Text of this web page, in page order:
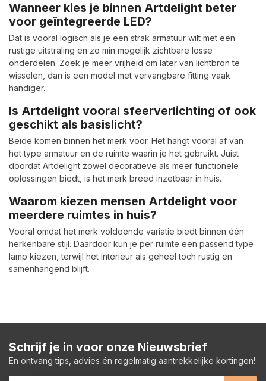
Wanneer kies je binnen Artdelight beter
voor geïntegreerde LED?
Dat is vooral logisch als je een strak armatuur wilt met een
rustige uitstraling en zo min mogelijk zichtbare losse
onderdelen. Zoek je meer vrijheid om later van lichtbron te
wisselen, dan is een model met vervangbare fitting vaak
handiger.
Is Artdelight vooral sfeerverlichting of ook
geschikt als basislicht?
Beide komen binnen het merk voor. Het hangt vooral af van
het type armatuur en de ruimte waarin je het gebruikt. Juist
doordat Artdelight zowel decoratieve als meer functionele
oplossingen biedt, is het merk breed inzetbaar in huis.
Waarom kiezen mensen Artdelight voor
meerdere ruimtes in huis?
Vooral omdat het merk voldoende variatie biedt binnen één
herkenbare stijl. Daardoor kun je per ruimte een passend type
lamp kiezen, terwijl het interieur als geheel toch rustig en
samenhangend blijft.
Schrijf je in voor onze Nieuwsbrief
En ontvang tips, advies én regelmatig aantrekkelijke kortingen!